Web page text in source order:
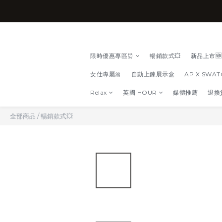
限時優惠專區⏰ 暢銷款式💥 新品上市🆕
女仕專屬🎀 自動上鍊展示盒 AP X
Relax 英國 HOUR 媒體推薦 退換
全部商品 /暢銷款式💥